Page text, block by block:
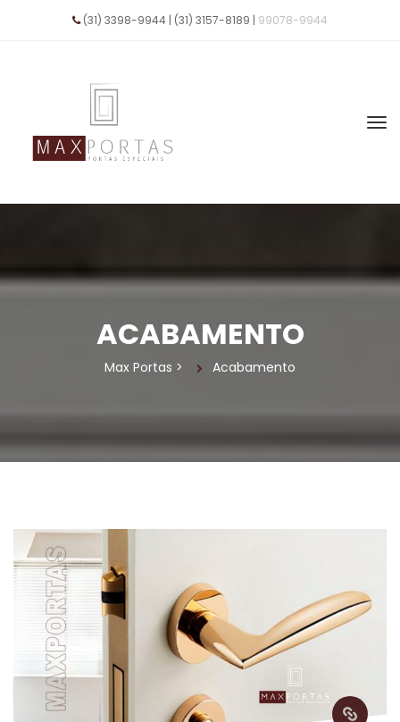
(31) 3398-9944 | (31) 3157-8189 | 99078-9944
ACABAMENTO
Max Porta > Acabamento